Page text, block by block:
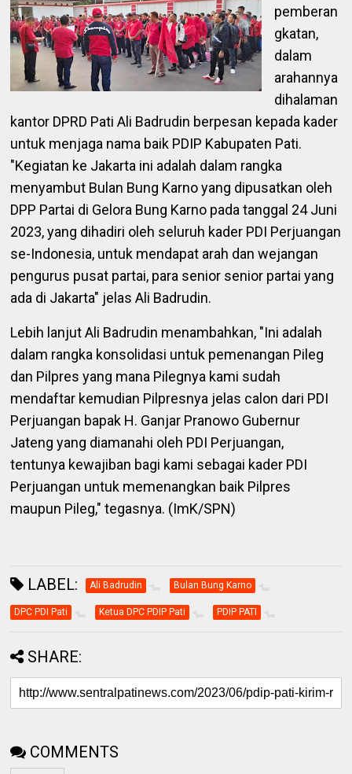
pemberan
gkatan,
dalam
arahannya
dihalaman
kantor DPRD Pati Ali Badrudin berpesan kepada kader
untuk menjaga nama baik PDIP Kabupaten Pati.
"Kegiatan ke Jakarta ini adalah dalam rangka
menyambut Bulan Bung Karno yang dipusatkan oleh
DPP Partai di Gelora Bung Karno pada tanggal 24 Juni
2023, yang dihadiri oleh seluruh kader PDI Perjuangan
se-Indonesia, untuk mendapat arah dan wejangan
pengurus pusat partai, para senior senior partai yang
ada di Jakarta" jelas Ali Badrudin.
Lebih lanjut Ali Badrudin menambahkan, "Ini adalah
dalam rangka konsolidasi untuk pemenangan Pileg
dan Pilpres yang mana Pilegnya kami sudah
mendaftar kemudian Pilpresnya jelas calon dari PDI
Perjuangan bapak H. Ganjar Pranowo Gubernur
Jateng yang diamanahi oleh PDI Perjuangan,
tentunya kewajiban bagi kami sebagai kader PDI
Perjuangan untuk memenangkan baik Pilpres
maupun Pileg," tegasnya. (ImK/SPN)
LABEL: Ali Badrudin Bulan Bung Karno
DPC PDI Pati Ketua DPC PDIP Pati PDIP PATI
SHARE:
COMMENTS